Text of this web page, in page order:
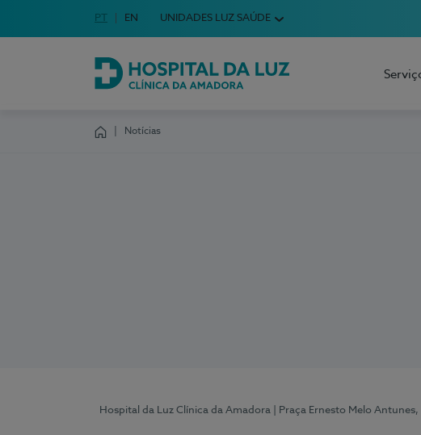
Escolha o seu idioma
Idioma em Português
PT English Language
EN UNIDADES LUZ SAÚDE
Hospital da Luz Clínica da Amadora
Notícias
Hospital da Luz Clínica da Amadora | Praça Ernesto Melo